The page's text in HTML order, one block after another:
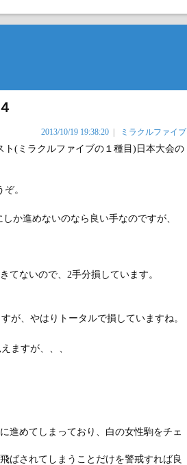
2013/10/19 19:38:20 ミラクルファイブ
(ミラクルファイブの１種目)日本大会の
。
か進めないのなら良い手なのですが、
てないので、2手分損しています。
が、やはりトータルで損していますね。
ますが、、、
進めてしまっており、白の女性駒をチェ
ばされてしまうことだけを警戒すれば良